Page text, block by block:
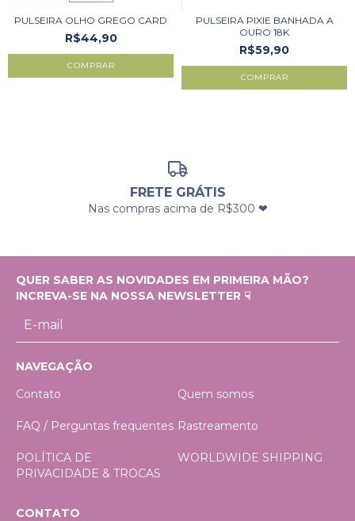
PULSEIRA OLHO GREGO CARD
R$44,90
COMPRAR
PULSEIRA PIXIE BANHADA A
OURO 18K
R$59,90
FRETE GRÁTIS
Nas compras acima de R$300 ❤
QUER SABER AS NOVIDADES EM PRIMEIRA MÃO?
INCREVA-SE NA NOSSA NEWSLETTER ☟
NAVEGAÇÃO
Contato
Quem somos
FAQ / Perguntas frequentes Rastreamento
POLÍTICA DE
PRIVACIDADE & TROCAS
WORLDWIDE SHIPPING
CONTATO